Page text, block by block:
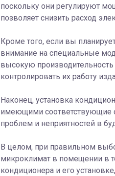
поскольку они регулируют
позволяет снизить расход
Кроме того, если вы
внимание на специальные
высокую
контролировать их работу
Наконец, установка
имеющими соответствующие
проблем и неприятностей в
В целом, при правильном
микроклимат в помещении в
кондиционера и его